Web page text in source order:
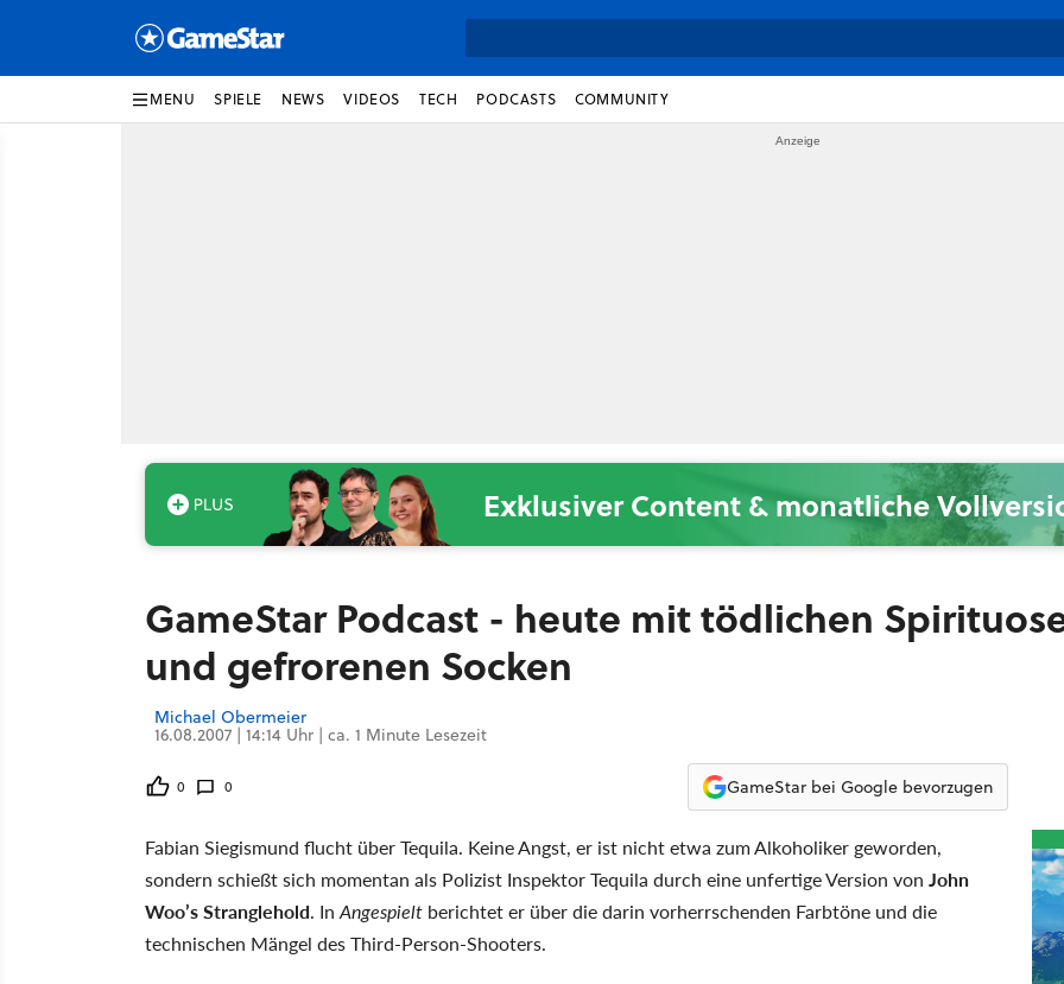
MENU SPIELE NEWS VIDEOS TECH PODCASTS COMMUNITY
Exklusiver Content & monatliche
GameStar Podcast - heute mit tödlichen
und gefrorenen Socken
Michael Obermeier
16.08.2007 | 14:14 Uhr | ca. 1 Minute Lesezeit
0 0 GameStar bei Google bevorzugen
Fabian Siegismund flucht über Tequila. Keine Angst, er ist nicht etwa zum Alkoholiker geworden,
sondern schießt sich momentan als Polizist Inspektor Tequila durch eine unfertige Version von John
Woo’s Stranglehold. InAngespielt berichtet er über die darin vorherrschenden Farbtöne und die
technischen Mängel des Third-Person-Shooters.